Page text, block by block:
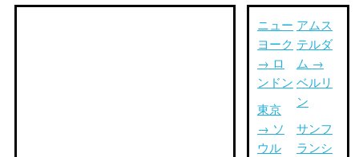
ニュー
ヨーク
→ ロ
ンドン
東京
→ ソ
ウル
アムス
テルダ
ム →
ベルリ
ン
サンフ
ランシ